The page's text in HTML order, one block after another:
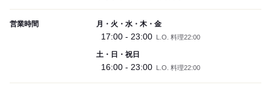
営業時間 月・火・水・木・金
17:00 - 23:00 L.O. 料理22:00
土・日・祝日
16:00 - 23:00 L.O. 料理22:00